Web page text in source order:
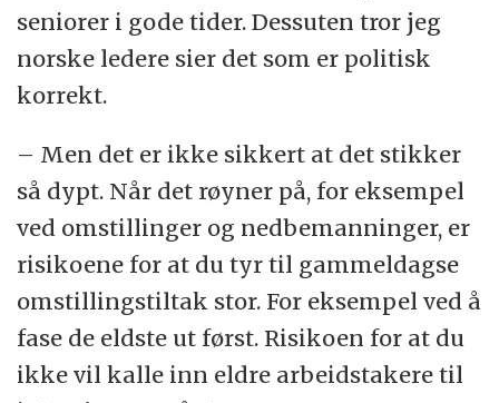
seniorer i gode tider. Dessuten tror jeg
norske ledere sier det som er politisk
korrekt.
– Men det er ikke sikkert at det stikker
så dypt. Når det røyner på, for eksempel
ved omstillinger og nedbemanninger, er
risikoene for at du tyr til gammeldagse
omstillingstiltak stor. For eksempel ved å
fase de eldste ut først. Risikoen for at du
ikke vil kalle inn eldre arbeidstakere til